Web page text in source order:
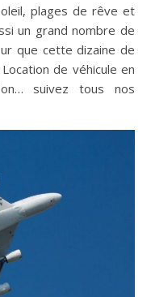
un grand nombre de
que cette dizaine de
de véhicule en
suivez tous nos